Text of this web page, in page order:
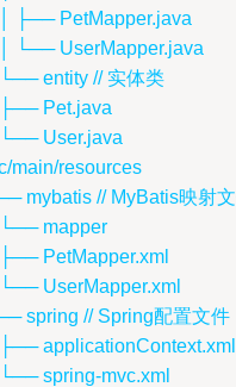
├── PetMapper.java
└── UserMapper.java
entity // 实体类
Pet.java
User.java
main/resources
mybatis // MyBatis映射
mapper
PetMapper.xml
UserMapper.xml
spring // Spring配置文件
applicationContext.xml
spring-mvc.xml